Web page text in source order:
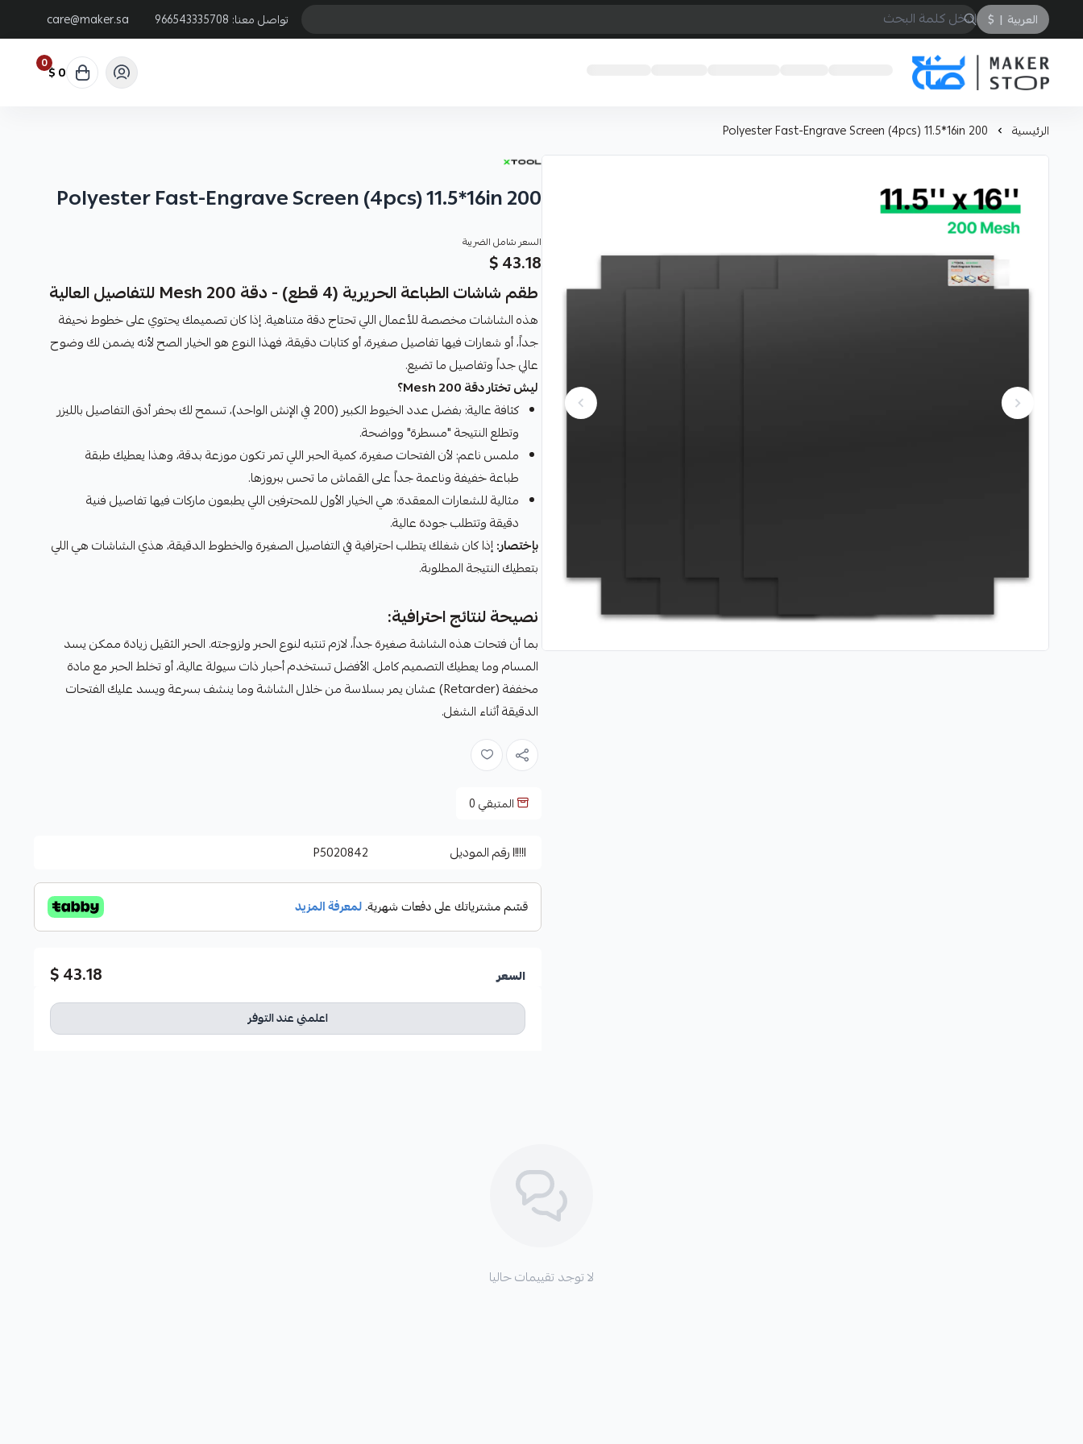
العربية |
$ تواصل معنا: 966543335708
care@maker.sa
صانع
0 0 $
الرئيسية Polyester Fast-Engrave Screen (4pcs) 11.5*16in 200
Polyester Fast-Engrave Screen (4pcs) 11.5*16in 200
السعر شامل الضريبة
43.18 $
طقم شاشات الطباعة الحريرية (4 قطع) - دقة 200 Mesh للتفاصيل العالية
هذه الشاشات مخصصة للأعمال اللي تحتاج دقة متناهية. إذا كان تصميمك يحتوي على خطوط نحيفة
جداً، أو شعارات فيها تفاصيل صغيرة، أو كتابات دقيقة، فهذا النوع هو الخيار الصح لأنه يضمن لك وضوح
عالي جداً وتفاصيل ما تضيع.
ليش تختار دقة 200 Mesh؟
كثافة عالية: بفضل عدد الخيوط الكبير (200 في الإنش الواحد)، تسمح لك بحفر أدق التفاصيل بالليزر
وتطلع النتيجة "مسطرة" وواضحة.
ملمس ناعم: لأن الفتحات صغيرة، كمية الحبر اللي تمر تكون موزعة بدقة، وهذا يعطيك طبقة
طباعة خفيفة وناعمة جداً على القماش ما تحس ببروزها.
مثالية للشعارات المعقدة: هي الخيار الأول للمحترفين اللي يطبعون ماركات فيها تفاصيل فنية
دقيقة وتتطلب جودة عالية.
بإختصار:إذا كان شغلك يتطلب احترافية في التفاصيل الصغيرة والخطوط الدقيقة، هذي الشاشات هي اللي
بتعطيك النتيجة المطلوبة.
نصيحة لنتائج احترافية:
بما أن فتحات هذه الشاشة صغيرة جداً، لازم تنتبه لنوع الحبر ولزوجته. الحبر الثقيل زيادة ممكن يسد
المسام وما يعطيك التصميم كامل. الأفضل تستخدم أحبار ذات سيولة عالية، أو تخلط الحبر مع مادة
مخففة (Retarder) عشان يمر بسلاسة من خلال الشاشة وما ينشف بسرعة ويسد عليك الفتحات
الدقيقة أثناء الشغل.
المتبقي0
رقم الموديل P5020842
السعر 43.18 $
اعلمني عند التوفر
لا توجد تقييمات حاليا